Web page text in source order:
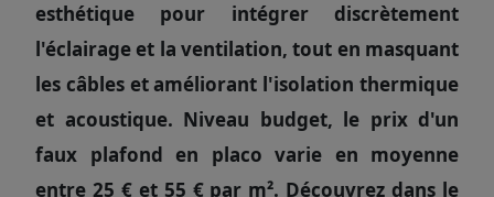
esthétique pour intégrer discrètement
l'éclairage et la ventilation, tout en masquant
les câbles et améliorant l'isolation thermique
et acoustique. Niveau budget, le prix d'un
faux plafond en placo varie en moyenne
entre 25 € et 55 € par m². Découvrez dans le